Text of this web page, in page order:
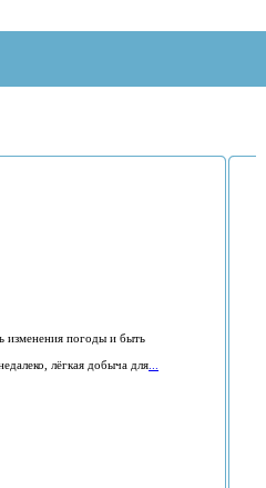
изменения погоды и быть
лёгкая добыча для